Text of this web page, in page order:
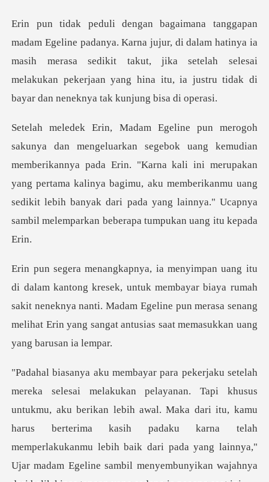
di dalam hatinya ia
masih merasa sedikit takut, jika setelah selesai
melakukan pekerj
annya pada Erin. "Karna kali ini merupakan
yang pertama kalinya bagimu, aku memberikanmu uang
sedikit l
ntuk membayar biaya rumah
sakit neneknya nanti. Madam Egeline pun merasa senan
rikan lebih awal. Maka dari itu, kamu
harus berterima kasih padaku karna telah
memperlakukanmu lebih baik dari pada y